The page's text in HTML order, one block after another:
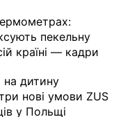
пекельну
країні — кадри
на дитину
нові умови ZUS
у Польщі